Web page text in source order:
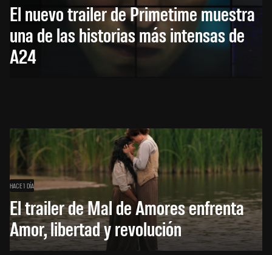
El nuevo trailer de Primetime muestra
una de las historias más intensas de
A24
HACE 1 DÍA
El trailer de Mal de Amores enfrenta
Amor, libertad y revolución